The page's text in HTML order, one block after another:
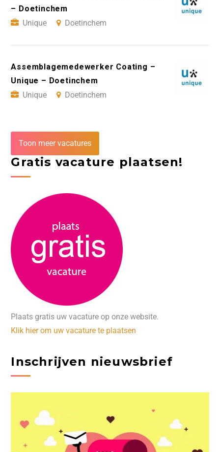
– Doetinchem
Unique
Doetinchem
Assemblagemedewerker Coating –
Unique – Doetinchem
Unique
Doetinchem
Toon meer vacatures
Gratis vacature plaatsen!
Plaats gratis uw vacature op onze website.
Klik hier om uw vacature te plaatsen
Inschrijven nieuwsbrief